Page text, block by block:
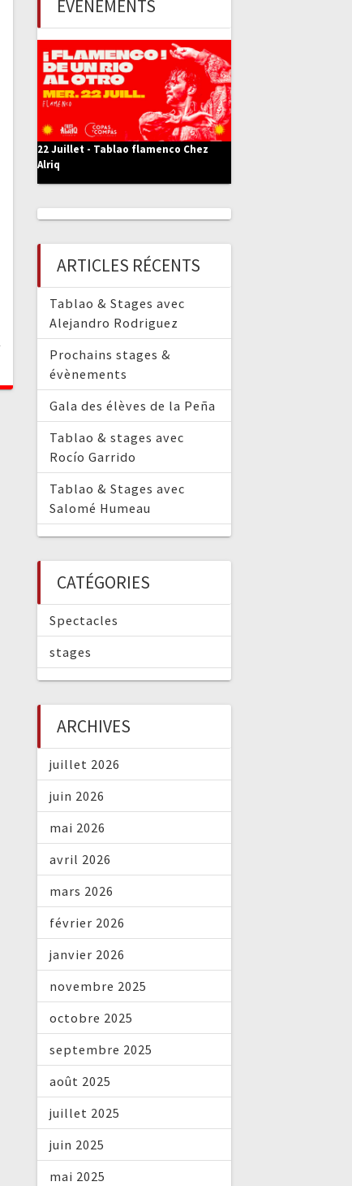
r
:
ÉVÈNEMENTS
22 Juillet - Tablao flamenco Chez
Alriq
ARTICLES RÉCENTS
Tablao & Stages avec
Alejandro Rodriguez
Prochains stages &
évènements
Gala des élèves de la Peña
Tablao & stages avec
Rocío Garrido
Tablao & Stages avec
Salomé Humeau
CATÉGORIES
Spectacles
stages
ARCHIVES
juillet 2026
juin 2026
mai 2026
avril 2026
mars 2026
février 2026
janvier 2026
novembre 2025
octobre 2025
septembre 2025
août 2025
juillet 2025
juin 2025
mai 2025